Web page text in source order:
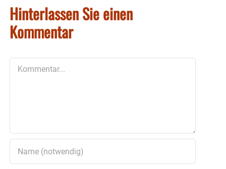
Hinterlassen Sie einen
Kommentar